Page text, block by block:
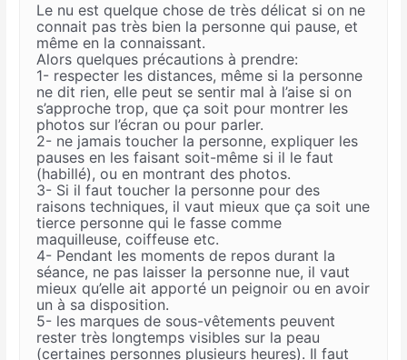
Le nu est quelque chose de très délicat si on ne
connait pas très bien la personne qui pause, et
même en la connaissant.
Alors quelques précautions à prendre:
1- respecter les distances, même si la personne
ne dit rien, elle peut se sentir mal à l’aise si on
s’approche trop, que ça soit pour montrer les
photos sur l’écran ou pour parler.
2- ne jamais toucher la personne, expliquer les
pauses en les faisant soit-même si il le faut
(habillé), ou en montrant des photos.
3- Si il faut toucher la personne pour des
raisons techniques, il vaut mieux que ça soit une
tierce personne qui le fasse comme
maquilleuse, coiffeuse etc.
4- Pendant les moments de repos durant la
séance, ne pas laisser la personne nue, il vaut
mieux qu’elle ait apporté un peignoir ou en avoir
un à sa disposition.
5- les marques de sous-vêtements peuvent
rester très longtemps visibles sur la peau
(certaines personnes plusieurs heures). Il faut